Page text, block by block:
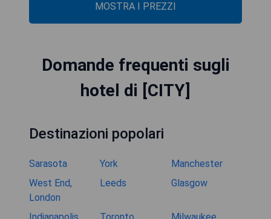
MOSTRA I PREZZI
Domande frequenti sugli
hotel di [CITY]
Destinazioni popolari
Sarasota York
Manchester
West End,
London
Leeds Glasgow